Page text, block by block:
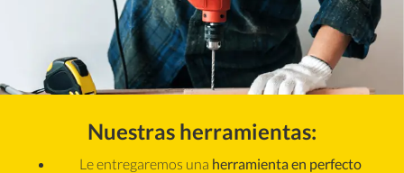
Tu opinión Sodimac
Tu opinión Maestro
Precios Bajos Garantizados
Nuestras herramientas:
Le entregaremos una herramienta en perfecto